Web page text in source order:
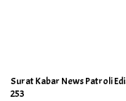
Surat Kabar News Patroli
253